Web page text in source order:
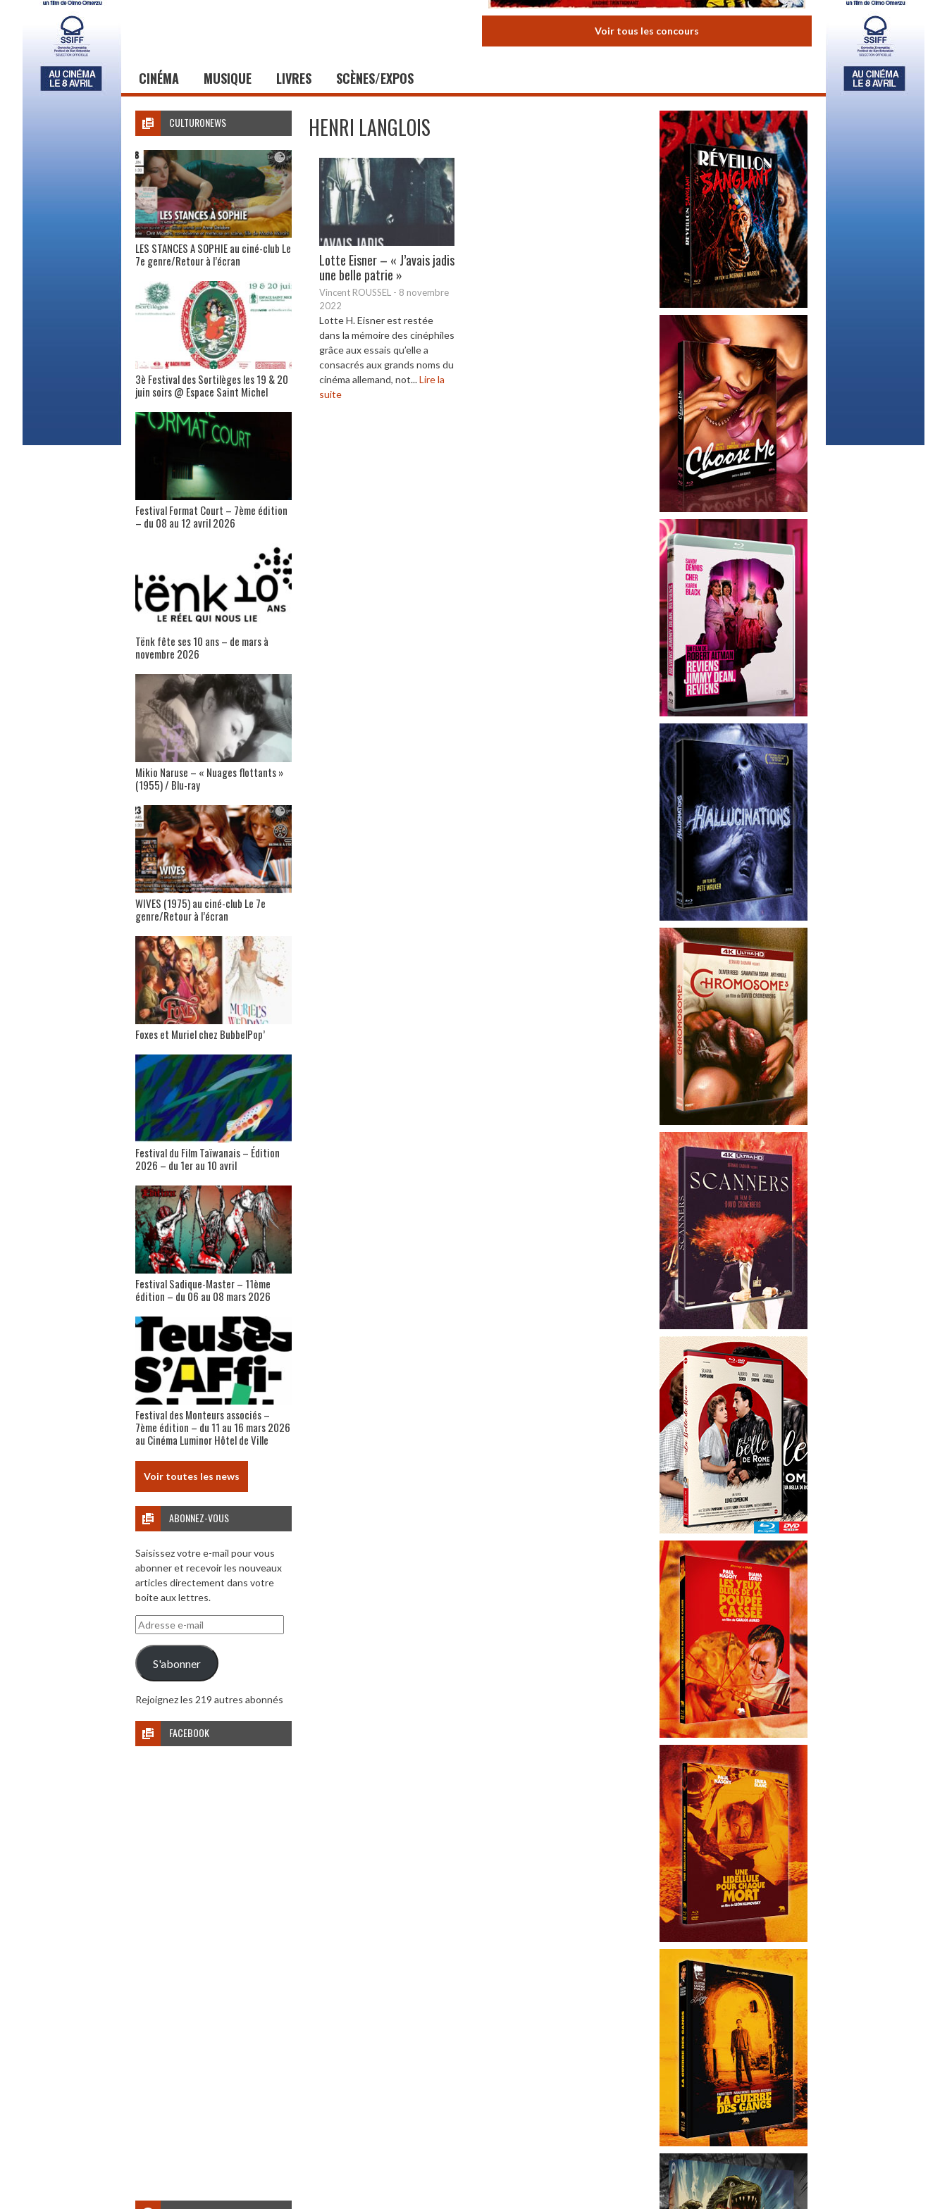
Voir tous les concours
CINÉMA MUSIQUE LIVRES SCÈNES/EXPOS
HENRI LANGLOIS
Lotte Eisner – « J’avais jadis
une belle patrie »
Vincent ROUSSEL - 8 novembre
2022
Lotte H. Eisner est restée
dans la mémoire des cinéphiles
grâce aux essais qu’elle a
consacrés aux grands noms du
cinéma allemand, not...Lire la
suite
CULTURONEWS
LES STANCES A SOPHIE au ciné-club Le
7e genre/Retour à l’écran
3è Festival des Sortilèges les 19 & 20
juin soirs @ Espace Saint Michel
Festival Format Court – 7ème édition
– du 08 au 12 avril 2026
Tënk fête ses 10 ans – de mars à
novembre 2026
Mikio Naruse – « Nuages flottants »
(1955) / Blu-ray
WIVES (1975) au ciné-club Le 7e
genre/Retour à l’écran
Foxes et Muriel chez BubbelPop’
Festival du Film Taïwanais – Édition
2026 – du 1er au 10 avril
Festival Sadique-Master – 11ème
édition – du 06 au 08 mars 2026
Festival des Monteurs associés –
7ème édition – du 11 au 16 mars 2026
au Cinéma Luminor Hôtel de Ville
Voir toutes les news
ABONNEZ-VOUS
Saisissez votre e-mail pour vous
abonner et recevoir les nouveaux
articles directement dans votre
boite aux lettres.
Adresse
e-
mail
S'abonner
Rejoignez les 219 autres abonnés
FACEBOOK